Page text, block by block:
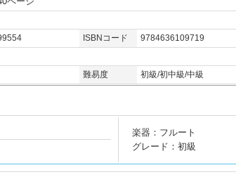
ISBNコード
9784636109719
難易度 初級/初中級/中級
楽器：フルート
グレード：初級